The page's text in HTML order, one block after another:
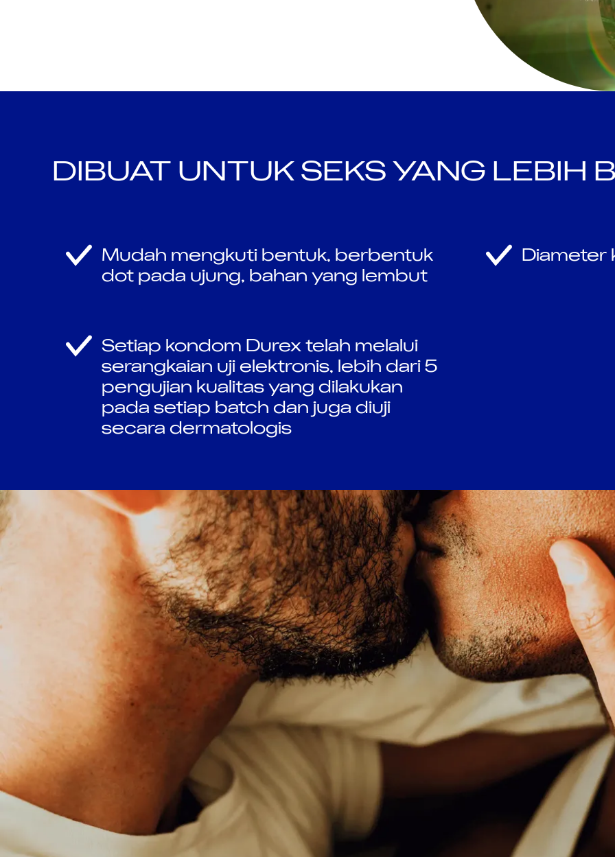
DIBUAT UNTUK SEKS YANG LEBIH
Mudah mengkuti bentuk, berbentuk
dot pada ujung, bahan yang lembut
Diameter
Setiap kondom Durex telah melalui
serangkaian uji elektronis, lebih dari 5
pengujian kualitas yang dilakukan
pada setiap batch dan juga diuji
secara dermatologis